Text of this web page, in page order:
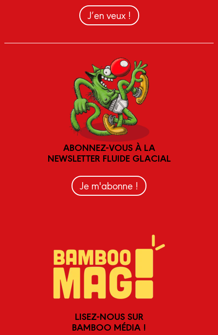
J’en veux !
ABONNEZ-VOUS À LA
NEWSLETTER FLUIDE GLACIAL
Je m'abonne !
LISEZ-NOUS SUR
BAMBOO MÉDIA !